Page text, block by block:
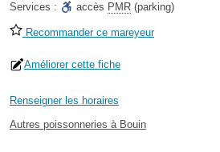
Services : accès PMR (parking)
Recommander ce mareyeur
Améliorer cette fiche
Renseigner les horaires
Autres poissonneries à Bouin